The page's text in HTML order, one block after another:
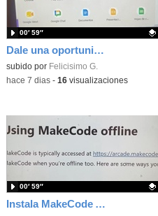
Dale una oportunidad a los Chromebooks y utiliza un proyector para realizar talleres si no tienes pantallas táctiles
Contenido educativo.
subido por Felicisimo G.
00′ 59″
-hace 7 dias- 16visualizaciones
Instala MakeCode Arcade para trabajar offline en tu tablet, ordenador, Chromebook
00′ 59″